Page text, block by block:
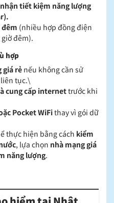
tiết kiệm năng lượng
đêm (nhiều hợp đồng điện
đêm).
hợp
giá rẻ nếu không cần sử
tục.\
cung cấp internettrước khi
Pocket WiFithay vì gói dữ
thực hiện bằng cách kiểm
, lựa chọn nhà mạng giá
năng lượng.